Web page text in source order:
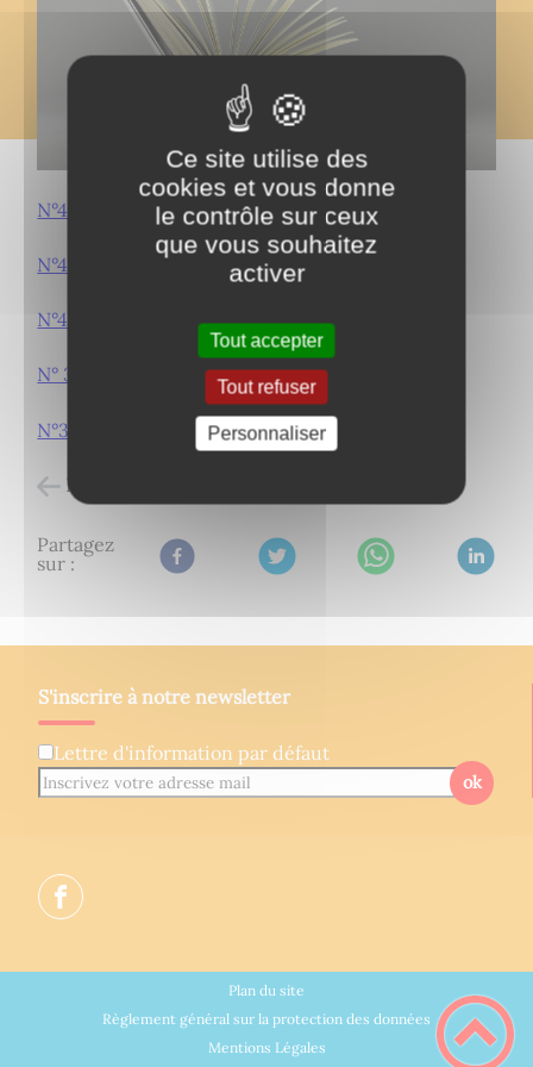
N°42 Septembre 2023
N°41 - Février 2023
N°40 - Mai 2022
N° 39 - Mai 2021
N°38 - Octobre 2020
Retour à l'accueil
Partagez
sur :
S'inscrire à notre newsletter
Lettre d'information par défaut
ok
Plan du site
Règlement général sur la protection des données
Mentions Légales
Ce site utilise des
cookies et vous donne
le contrôle sur ceux
que vous souhaitez
activer
Tout accepter
Tout refuser
Personnaliser